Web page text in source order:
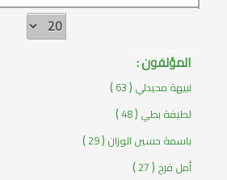
المؤلفون :
نبيهة محيدلي (
63
)
لطيفة بطي (
48
)
باسمة حسين الوزان (
29
)
أمل فرح (
27
)